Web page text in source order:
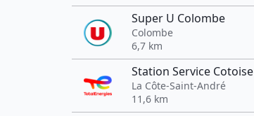
Super U Colombe
Colombe
6,7 km
Station Service Cotoise
La Côte-Saint-André
11,6 km